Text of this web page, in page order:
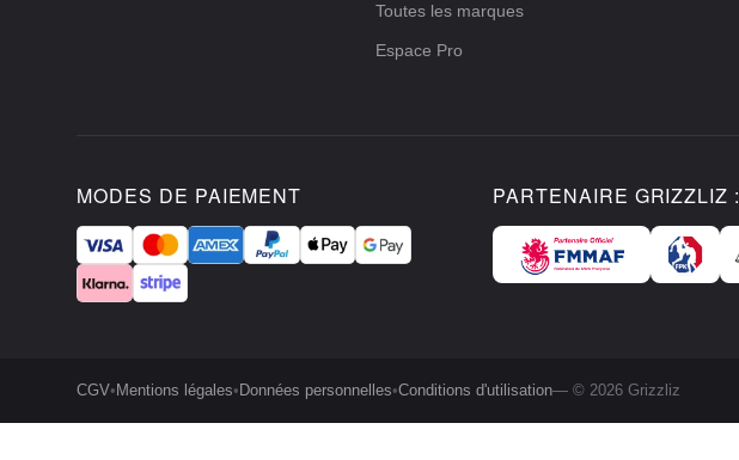
Toutes les marques
Espace Pro
MODES DE PAIEMENT PARTENAIRE GRIZZLIZ :
CGV• Mentions légales• Données personnelles•Conditions d'utilisation— © 2026 Grizzliz